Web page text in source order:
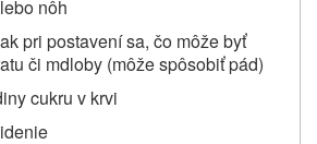
nôh
pri postavení sa, čo môže byť
či mdloby (môže spôsobiť pád)
cukru v krvi